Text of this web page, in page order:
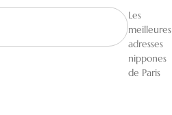
Les
meilleures
adresses
nippones
de Paris